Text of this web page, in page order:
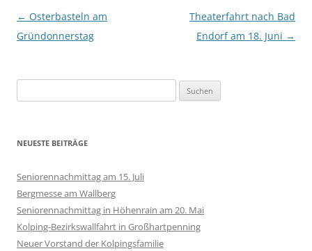
Beitragsnavigation
← Osterbasteln am
Gründonnerstag
Theaterfahrt nach Bad
Endorf am 18. Juni →
nach:
NEUESTE BEITRÄGE
Seniorennachmittag am 15. Juli
Bergmesse am Wallberg
Seniorennachmittag in Höhenrain am 20. Mai
Kolping-Bezirkswallfahrt in Großhartpenning
Neuer Vorstand der Kolpingsfamilie